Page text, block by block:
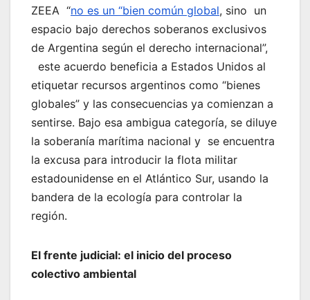
ZEEA “no es un “bien común global, sino un
espacio bajo derechos soberanos exclusivos
de Argentina según el derecho internacional”,
este acuerdo beneficia a Estados Unidos al
etiquetar recursos argentinos como “bienes
globales” y las consecuencias ya comienzan a
sentirse. Bajo esa ambigua categoría, se diluye
la soberanía marítima nacional y se encuentra
la excusa para introducir la flota militar
estadounidense en el Atlántico Sur, usando la
bandera de la ecología para controlar la
región.
El frente judicial: el inicio del proceso
colectivo ambiental